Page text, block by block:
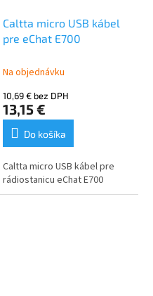
Caltta micro USB kábel
pre eChat E700
Na objednávku
10,69 € bez DPH
13,15 €
Do košíka
Caltta micro USB kábel pre
rádiostanicu eChat E700